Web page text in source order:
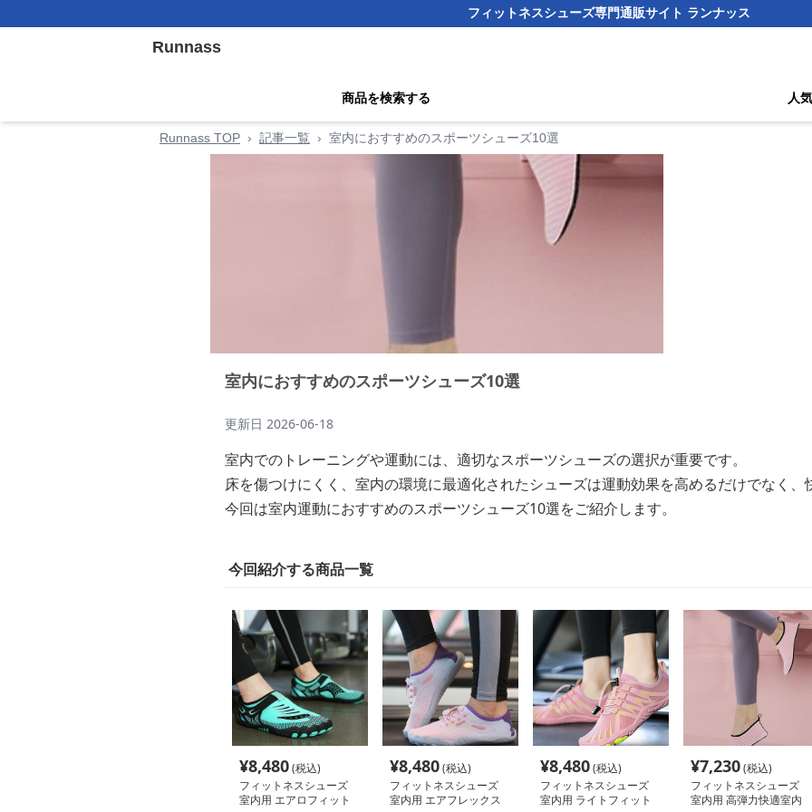
フィットネスシューズ専門通販サイト ランナッス
Runnass
商品を検索する 人
Runnass TOP › 記事一覧 › 室内におすすめのスポーツシューズ10選
室内におすすめのスポーツシューズ10選
更新日 2026-06-18
室内でのトレーニングや運動には、適切なスポーツシューズの選択が重要です。
床を傷つけにくく、室内の環境に最適化されたシューズは運動効果を高めるだけでなく
今回は室内運動におすすめのスポーツシューズ10選をご紹介します。
今回紹介する商品一覧
¥8,480(税込)
フィットネスシューズ
室内用 エアロフィット
¥8,480(税込)
フィットネスシューズ
室内用 エアフレックス
¥8,480(税込)
フィットネスシューズ
室内用 ライトフィット
¥7,230(税込)
フィットネスシューズ
室内用 高弾力快適室内